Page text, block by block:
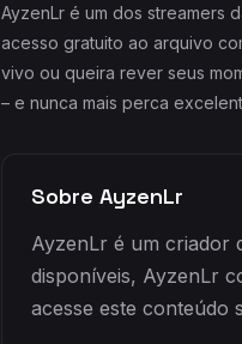
AyzenLr é um dos streamers
acesso gratuito ao arquivo
vivo ou queira rever seus
– e nunca mais perca
Sobre AyzenLr
AyzenLr é um criador
disponíveis, AyzenLr
acesse este conteúdo